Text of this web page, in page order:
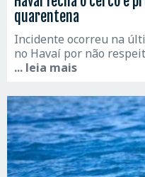
quarentena
Incidente ocorreu na
no Havaí por não
... leia mais